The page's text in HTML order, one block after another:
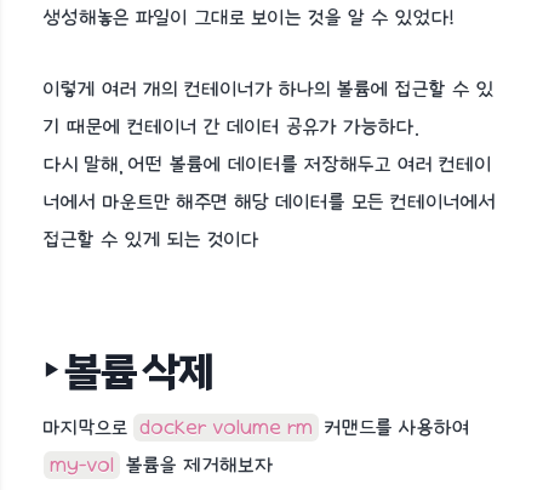
생성해놓은 파일이 그대로 보이는 것을 알 수 있었다!
이렇게 여러 개의 컨테이너가 하나의 볼륨에 접근할 수 있
기 때문에 컨테이너 간 데이터 공유가 가능하다.
다시 말해, 어떤 볼륨에 데이터를 저장해두고 여러 컨테이
너에서 마운트만 해주면 해당 데이터를 모든 컨테이너에서
접근할 수 있게 되는 것이다
‣ 볼륨 삭제
마지막으로 docker volume rm 커맨드를 사용하여
my-vol 볼륨을 제거해보자